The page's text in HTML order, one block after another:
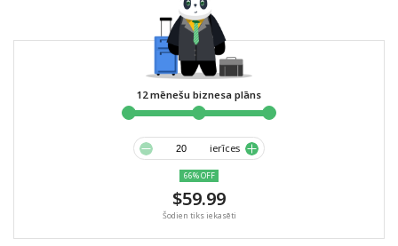
12 mēnešu biznesa plāns
ierīces
66% OFF
$59.99
Šodien tiks iekasēti